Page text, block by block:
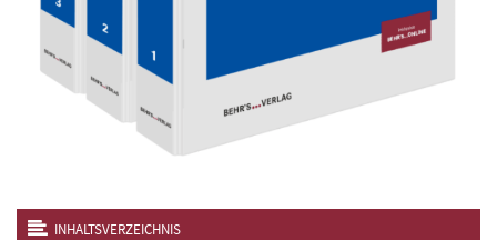
INHALTSVERZEICHNIS